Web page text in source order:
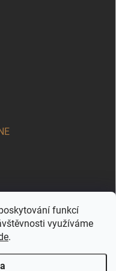
funkcí
využíváme
.